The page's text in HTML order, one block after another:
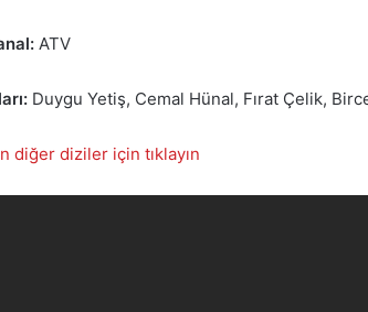
ATV
Duygu Yetiş, Cemal Hünal, Fırat Çelik,
diğer diziler için tıklayın